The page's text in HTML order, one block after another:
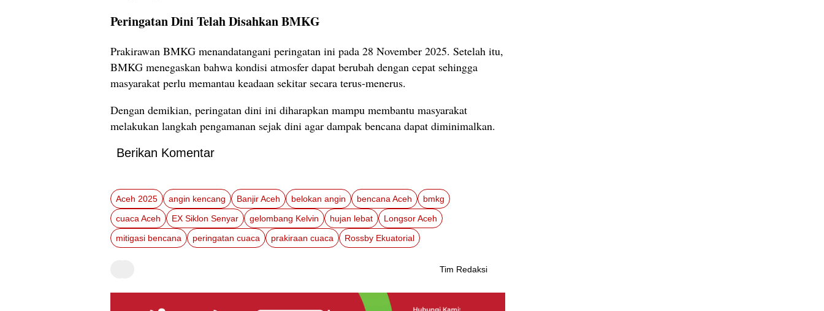
Peringatan Dini Telah Disahkan BMKG
Prakirawan BMKG menandatangani peringatan ini pada 28 November 2025. Setelah itu,
BMKG menegaskan bahwa kondisi atmosfer dapat berubah dengan cepat sehingga
masyarakat perlu memantau keadaan sekitar secara terus-menerus.
Dengan demikian, peringatan dini ini diharapkan mampu membantu masyarakat
melakukan langkah pengamanan sejak dini agar dampak bencana dapat diminimalkan.
Berikan Komentar
Aceh 2025 angin kencang Banjir Aceh belokan angin bencana Aceh
bmkg
cuaca Aceh
EX Siklon Senyar gelombang Kelvin hujan lebat
Longsor Aceh
mitigasi bencana
peringatan cuaca prakiraan cuaca Rossby Ekuatorial
Tim Redaksi